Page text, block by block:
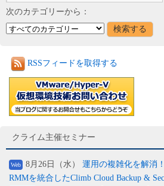
次のカテゴリーから：
RSSフィードを取得する
クライム主催セミナー
Web 8月26日（水） 運用の複雑化を解消
RMMを統合したClimb Cloud Backup &